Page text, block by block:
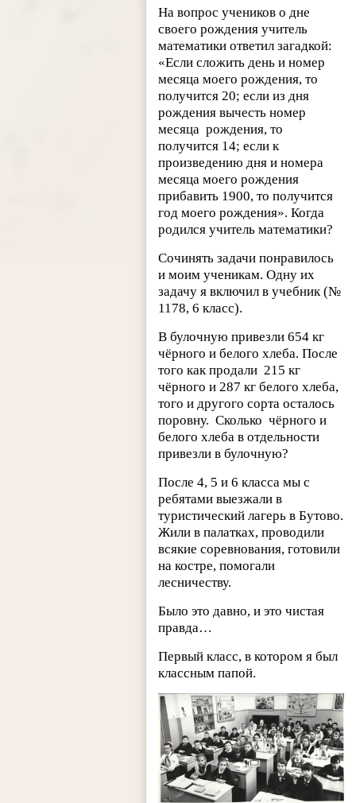
На вопрос учеников о дне
своего рождения учитель
математики ответил загадкой:
«Если сложить день и номер
месяца моего рождения, то
получится 20; если из дня
рождения вычесть номер
месяца рождения, то
получится 14; если к
произведению дня и номера
месяца моего рождения
прибавить 1900, то получится
год моего рождения». Когда
родился учитель математики?
Сочинять задачи понравилось
и моим ученикам. Одну их
задачу я включил в учебник (№
1178, 6 класс).
В булочную привезли 654 кг
чёрного и белого хлеба. После
того как продали 215 кг
чёрного и 287 кг белого хлеба,
того и другого сорта осталось
поровну. Сколько чёрного и
белого хлеба в отдельности
привезли в булочную?
После 4, 5 и 6 класса мы с
ребятами выезжали в
туристический лагерь в Бутово.
Жили в палатках, проводили
всякие соревнования, готовили
на костре, помогали
лесничеству.
Было это давно, и это чистая
правда…
Первый класс, в котором я был
классным папой.